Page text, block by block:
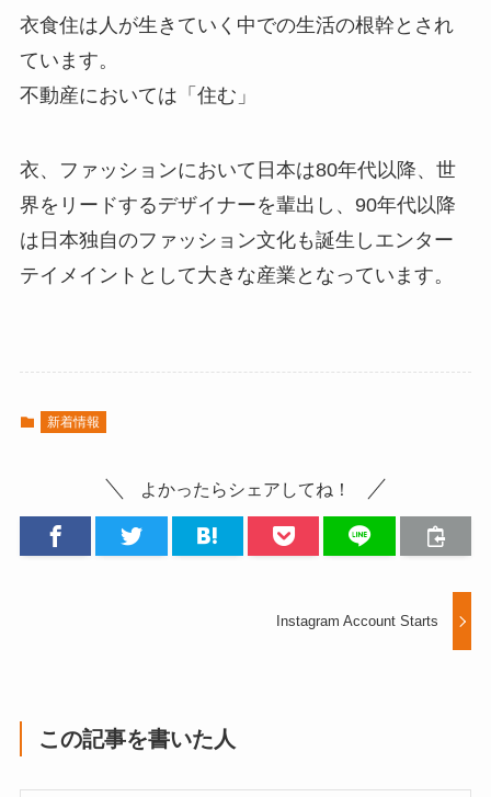
衣食住は人が生きていく中での生活の根幹とされ
ています。
不動産においては「住む」
衣、ファッションにおいて日本は80年代以降、世
界をリードするデザイナーを輩出し、90年代以降
は日本独自のファッション文化も誕生しエンター
テイメイントとして大きな産業となっています。
新着情報
よかったらシェアしてね！
Instagram Account Starts
この記事を書いた人